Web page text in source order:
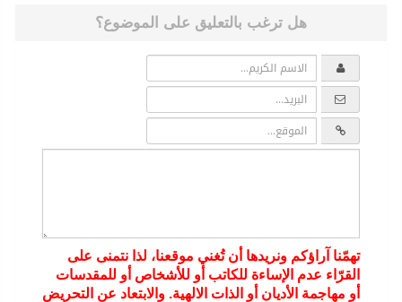
هل ترغب بالتعليق على الموضوع؟
تهمّنا آراؤكم ونريدها أن تُغني موقعنا، لذا نتمنى على
القرّاء عدم الإساءة للكاتب أو للأشخاص أو للمقدسات
أو مهاجمة الأديان أو الذات الالهية. والابتعاد عن التحريض